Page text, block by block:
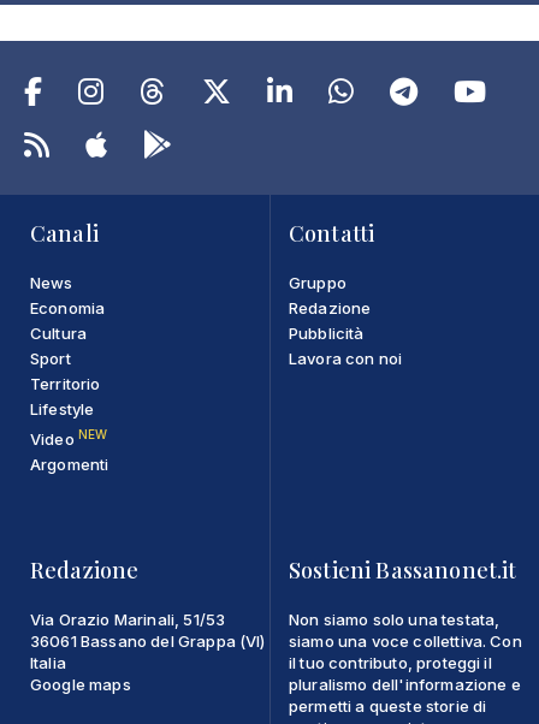
Canali
News
Economia
Cultura
Sport
Territorio
Lifestyle
Video NEW
Argomenti
Contatti
Gruppo
Redazione
Pubblicità
Lavora con noi
Redazione
Via Orazio Marinali, 51/53
36061 Bassano del Grappa (VI)
Italia
Google maps
Sostieni Bassanonet.it
Non siamo solo una testata,
siamo una voce collettiva. Con
il tuo contributo, proteggi il
pluralismo dell'informazione e
permetti a queste storie di